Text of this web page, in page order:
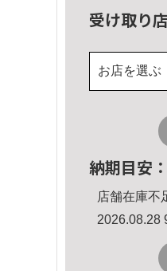
受け取り
お店を選ぶ
納期目安：
店舗在庫不
2026.08.28